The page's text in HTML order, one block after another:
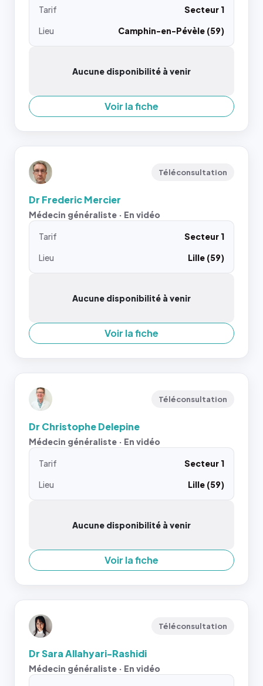
Tarif
Secteur 1
Lieu
Camphin-en-Pévèle (59)
Aucune disponibilité à venir
Voir la fiche
Téléconsultation
Dr Frederic Mercier
Médecin généraliste · En vidéo
Tarif
Secteur 1
Lieu
Lille (59)
Aucune disponibilité à venir
Voir la fiche
Téléconsultation
Dr Christophe Delepine
Médecin généraliste · En vidéo
Tarif
Secteur 1
Lieu
Lille (59)
Aucune disponibilité à venir
Voir la fiche
Téléconsultation
Dr Sara Allahyari-Rashidi
Médecin généraliste · En vidéo